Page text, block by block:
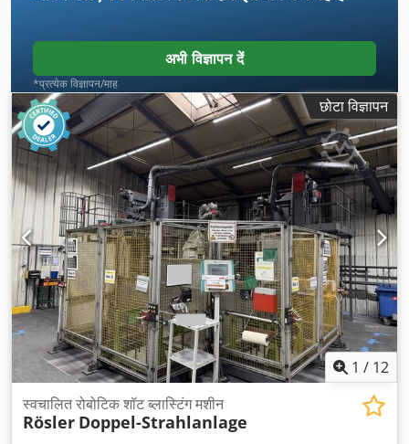
अभी विज्ञापन दें
*प्रत्येक विज्ञापन/माह
छोटा विज्ञापन
1 / 12
स्वचालित रोबोटिक शॉट ब्लास्टिंग मशीन
Rösler Doppel-Strahlanlage